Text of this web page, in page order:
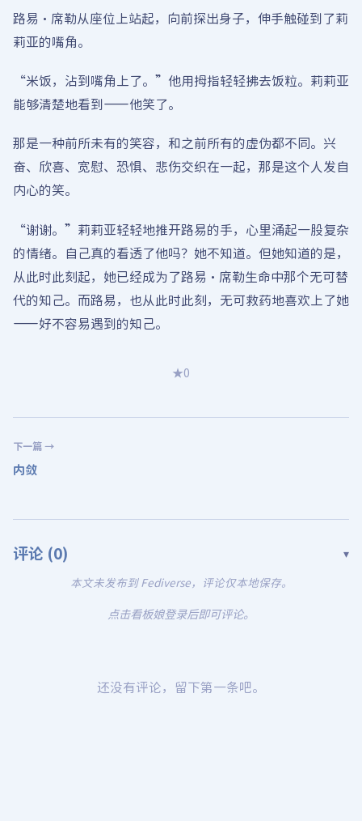
路易·席勒从座位上站起，向前探出身子，伸手触碰到了莉
莉亚的嘴角。
“米饭，沾到嘴角上了。”他用拇指轻轻拂去饭粒。莉莉亚
能够清楚地看到——他笑了。
那是一种前所未有的笑容，和之前所有的虚伪都不同。兴
奋、欣喜、宽慰、恐惧、悲伤交织在一起，那是这个人发自
内心的笑。
“谢谢。”莉莉亚轻轻地推开路易的手，心里涌起一股复杂
的情绪。自己真的看透了他吗？她不知道。但她知道的是，
从此时此刻起，她已经成为了路易·席勒生命中那个无可替
代的知己。而路易，也从此时此刻，无可救药地喜欢上了她
——好不容易遇到的知己。
★0
下一篇 →
内敛
评论 (0) ▾
本文未发布到 Fediverse，评论仅本地保存。
点击看板娘登录后即可评论。
还没有评论，留下第一条吧。